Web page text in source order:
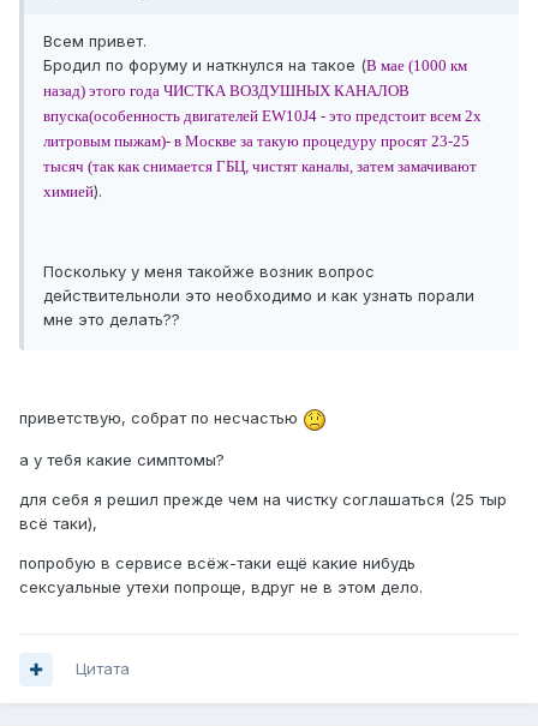
Всем привет.
Бродил по форуму и наткнулся на такое (В мае (1000 км
назад) этого года ЧИСТКА ВОЗДУШНЫХ КАНАЛОВ
впуска(особенность двигателей EW10J4 - это предстоит всем 2х
литровым пыжам)- в Москве за такую процедуру просят 23-25
тысяч (так как снимается ГБЦ, чистят каналы, затем замачивают
химией).
Поскольку у меня такойже возник вопрос
действительноли это необходимо и как узнать порали
мне это делать??
приветствую, собрат по несчастью
а у тебя какие симптомы?
для себя я решил прежде чем на чистку соглашаться (25 тыр
всё таки),
попробую в сервисе всёж-таки ещё какие нибудь
сексуальные утехи попроще, вдруг не в этом дело.
Цитата